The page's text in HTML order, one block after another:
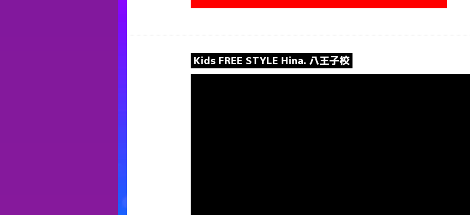
Kids FREE STYLE Hina. 八王子校